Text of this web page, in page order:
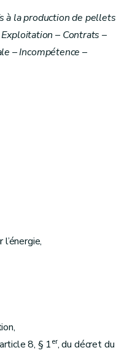
à la production de pellets
– Contrats –
– Incompétence –
8, § 1er, du décret du